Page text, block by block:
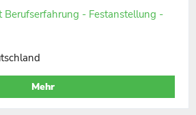
Berufserfahrung - Festanstellung -
Mehr